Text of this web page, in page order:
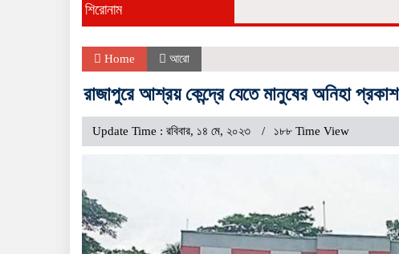
শিরোনাম
Home আরো
রাজাপুরে আশ্রয় কেন্দ্রে যেতে মানুষের অনিহা প্রকাশ
Update Time : রবিবার, ১৪ মে, ২০২৩ ১৮৮ Time View